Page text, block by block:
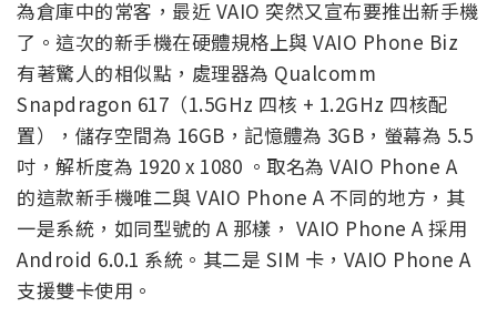
為倉庫中的常客，最近 VAIO 突然又宣布要推出新手機
了。這次的新手機在硬體規格上與 VAIO Phone Biz
有著驚人的相似點，處理器為 Qualcomm
Snapdragon 617（1.5GHz 四核 + 1.2GHz 四核配
置），儲存空間為 16GB，記憶體為 3GB，螢幕為 5.5
吋，解析度為 1920 x 1080 。取名為 VAIO Phone A
的這款新手機唯二與 VAIO Phone A 不同的地方，其
一是系統，如同型號的 A 那樣， VAIO Phone A 採用
Android 6.0.1 系統。其二是 SIM 卡，VAIO Phone A
支援雙卡使用。